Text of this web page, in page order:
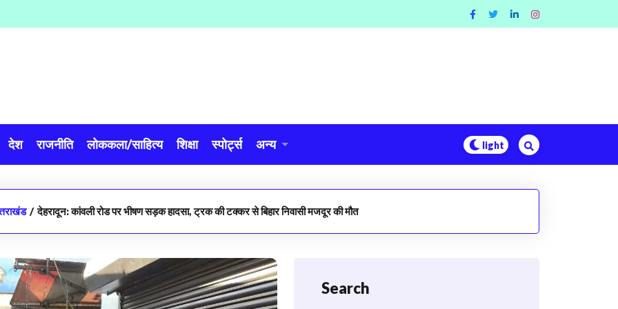
देश राजनीति लोककला/साहित्य शिक्षा स्पोर्ट्स अन्य
/ देहरादून: कांवली रोड पर भीषण सड़क हादसा, ट्रक की टक्कर से बिहार निवासी मजदूर की मौत
Search